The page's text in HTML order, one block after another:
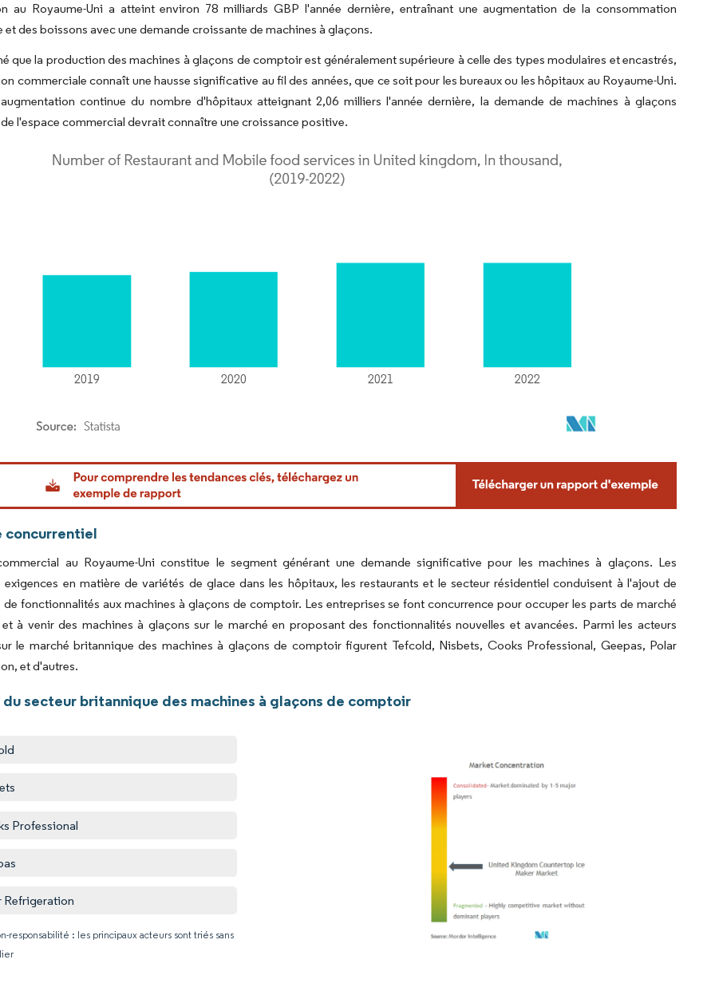
au Royaume-Uni a atteint environ 78 milliards GBP l'année dernière, entraînant une augmentation de la consommation
et des boissons avec une demande croissante de machines à glaçons.
que la production des machines à glaçons de comptoir est généralement supérieure à celle des types modulaires et encastrés,
commerciale connaît une hausse significative au fil des années, que ce soit pour les bureaux ou les hôpitaux au Royaume-Uni.
continue du nombre d'hôpitaux atteignant 2,06 milliers l'année dernière, la demande de machines à glaçons
l'espace commercial devrait connaître une croissance positive.
Intelligence. La réutilisation nécessite une attribution sous CC BY 4.0.
concurrentiel
au Royaume-Uni constitue le segment générant une demande significative pour les machines à glaçons. Les
exigences en matière de variétés de glace dans les hôpitaux, les restaurants et le secteur résidentiel conduisent à l'ajout de
fonctionnalités aux machines à glaçons de comptoir. Les entreprises se font concurrence pour occuper les parts de marché
à venir des machines à glaçons sur le marché en proposant des fonctionnalités nouvelles et avancées. Parmi les acteurs
le marché britannique des machines à glaçons de comptoir figurent Tefcold, Nisbets, Cooks Professional, Geepas, Polar
et d'autres.
du secteur britannique des machines à glaçons de comptoir
Professional
Refrigeration
responsabilité : les principaux acteurs sont triés sans